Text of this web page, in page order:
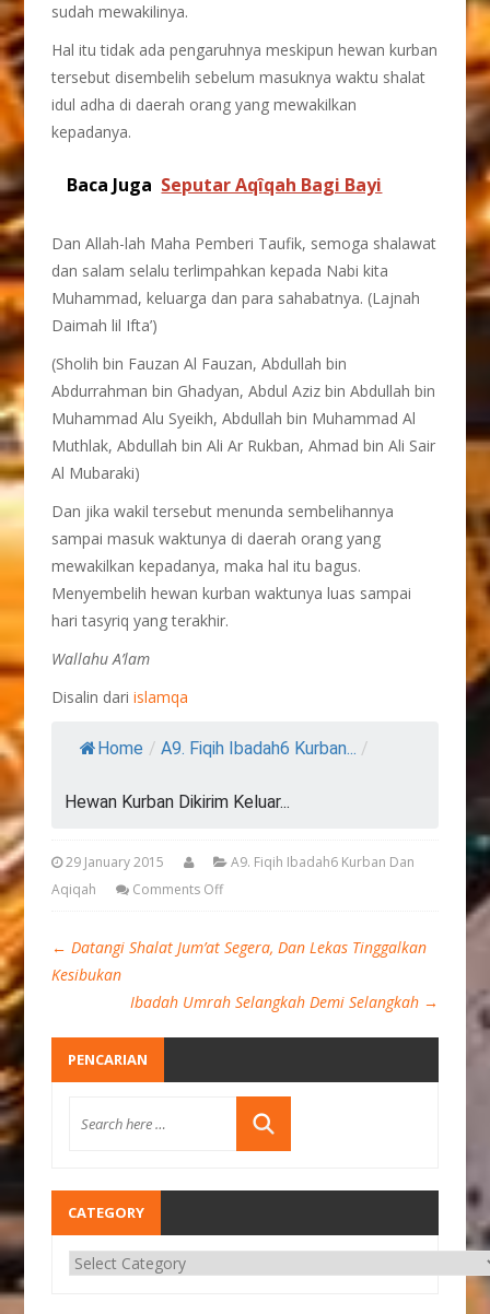
sudah mewakilinya.
Hal itu tidak ada pengaruhnya meskipun hewan kurban
tersebut disembelih sebelum masuknya waktu shalat
idul adha di daerah orang yang mewakilkan
kepadanya.
Baca Juga Seputar Aqîqah Bagi Bayi
Dan Allah-lah Maha Pemberi Taufik, semoga shalawat
dan salam selalu terlimpahkan kepada Nabi kita
Muhammad, keluarga dan para sahabatnya. (Lajnah
Daimah lil Ifta’)
(Sholih bin Fauzan Al Fauzan, Abdullah bin
Abdurrahman bin Ghadyan, Abdul Aziz bin Abdullah bin
Muhammad Alu Syeikh, Abdullah bin Muhammad Al
Muthlak, Abdullah bin Ali Ar Rukban, Ahmad bin Ali Sair
Al Mubaraki)
Dan jika wakil tersebut menunda sembelihannya
sampai masuk waktunya di daerah orang yang
mewakilkan kepadanya, maka hal itu bagus.
Menyembelih hewan kurban waktunya luas sampai
hari tasyriq yang terakhir.
Wallahu A’lam
Disalin dariislamqa
Home / A9. Fiqih Ibadah6 Kurban... /
Hewan Kurban Dikirim Keluar...
29 January 2015
A9. Fiqih Ibadah6 Kurban Dan
Aqiqah
Comments Off
← Datangi Shalat Jum’at Segera, Dan Lekas Tinggalkan
Kesibukan
Ibadah Umrah Selangkah Demi Selangkah →
PENCARIAN
CATEGORY